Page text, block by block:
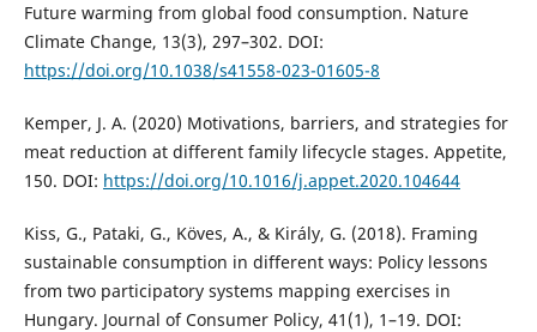
Future warming from global food consumption. Nature
Climate Change, 13(3), 297–302. DOI:
https://doi.org/10.1038/s41558-023-01605-8
Kemper, J. A. (2020) Motivations, barriers, and strategies for
meat reduction at different family lifecycle stages. Appetite,
150. DOI: https://doi.org/10.1016/j.appet.2020.104644
Kiss, G., Pataki, G., Köves, A., & Király, G. (2018). Framing
sustainable consumption in different ways: Policy lessons
from two participatory systems mapping exercises in
Hungary. Journal of Consumer Policy, 41(1), 1–19. DOI: